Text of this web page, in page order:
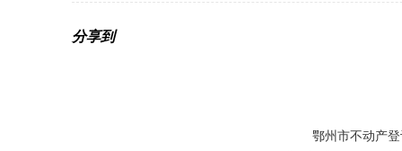
分享到
鄂州市不动产